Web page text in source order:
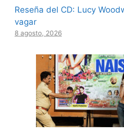
Reseña del CD: Lucy
vagar
8 agosto, 2026